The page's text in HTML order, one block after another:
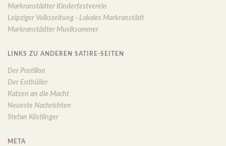
Markranstädter Kinderfestverein
Leipziger Volkszeitung - Lokales Markranstädt
Markranstädter Musiksommer
LINKS ZU ANDEREN SATIRE-SEITEN
Der Postillon
Der Enthüller
Katzen an die Macht
Neueste Nachrichten
Stefan Köstlinger
META